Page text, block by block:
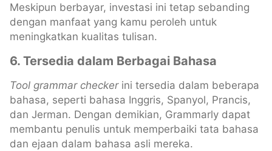
Meskipun berbayar, investasi ini tetap sebanding
dengan manfaat yang kamu peroleh untuk
meningkatkan kualitas tulisan.
6. Tersedia dalam Berbagai Bahasa
Tool grammar checkerini tersedia dalam beberapa
bahasa, seperti bahasa Inggris, Spanyol, Prancis,
dan Jerman. Dengan demikian, Grammarly dapat
membantu penulis untuk memperbaiki tata bahasa
dan ejaan dalam bahasa asli mereka.